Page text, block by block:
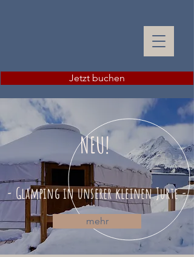
Jetzt buchen
NEU!
- Glamping in unserer kleinen Jurte -
mehr